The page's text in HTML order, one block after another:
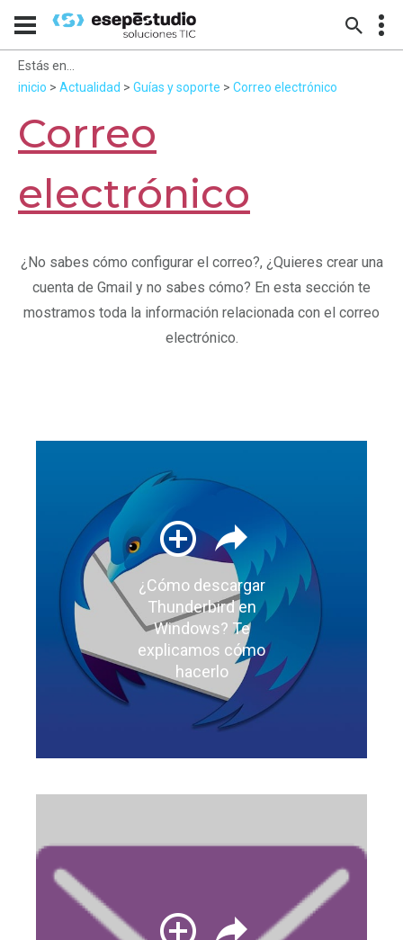
Estás en...
inicio > Actualidad > Guías y soporte > Correo electrónico
Correo
electrónico
¿No sabes cómo configurar el correo?, ¿Quieres crear una
cuenta de Gmail y no sabes cómo? En esta sección te
mostramos toda la información relacionada con el correo
electrónico.
¿Cómo descargar
Thunderbird en
Windows? Te
explicamos cómo
hacerlo